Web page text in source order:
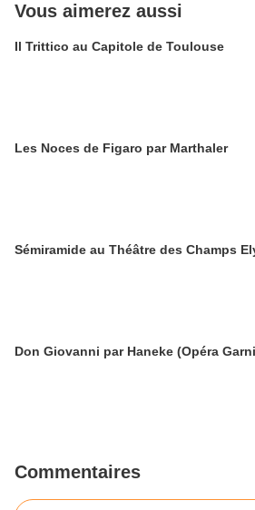
Vous aimerez aussi
Il Trittico au Capitole de Toulouse
Les Noces de Figaro par Marthaler
Sémiramide au Théâtre des Champs
Don Giovanni par Haneke (Opéra
Commentaires